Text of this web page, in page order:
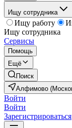
Ищу сотрудника
Ищу работу
Ищу сотрудника
Сервисы
Помощь
Ещё
Поиск
Алфимово
Войти
Войти
Зарегистрироваться